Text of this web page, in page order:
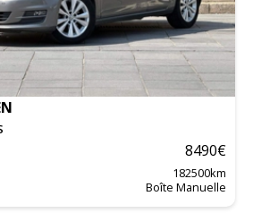
8490€
182500km
Boîte Manuelle